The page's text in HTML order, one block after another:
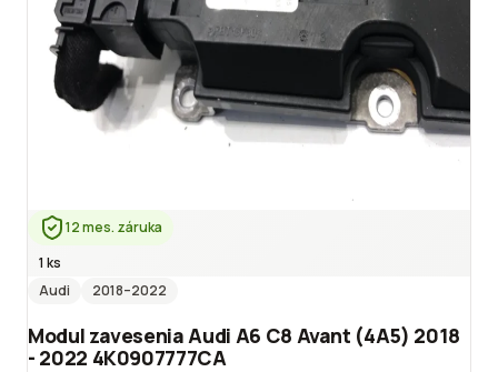
12 mes. záruka
1 ks
Audi
2018–2022
Modul zavesenia Audi A6 C8 Avant (4A5) 2018
- 2022 4K0907777CA